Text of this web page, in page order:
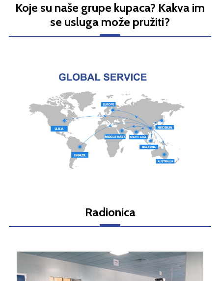
Koje su naše grupe kupaca? Kakva im
se usluga može pružiti?
Radionica